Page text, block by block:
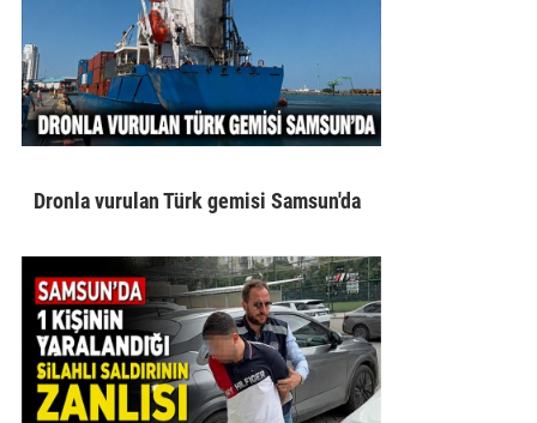
Dronla vurulan Türk gemisi Samsun'da